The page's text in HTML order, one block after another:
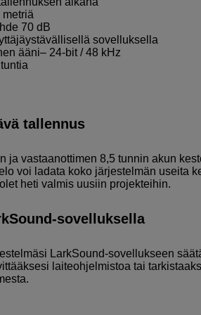
metriä
70 dB
sovelluksella
ääni– 24-bit / 48 kHz
tallennus
ja vastaanottimen 8,5 tunnin akun
voi ladata koko järjestelmän useita
heti valmis uusiin projekteihin.
sovelluksella
LarkSound-sovellukseen
laiteohjelmistoa tai